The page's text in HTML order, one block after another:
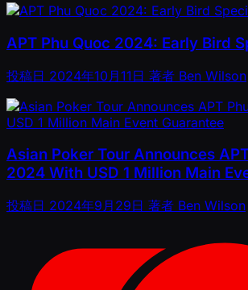
APT Phu Quoc 2024: Early Bird
投稿日 2024年10月11日 著者 Ben Wilson
Asian Poker Tour Announces
2024 With USD 1 Million Main
投稿日 2024年9月29日 著者 Ben Wilson